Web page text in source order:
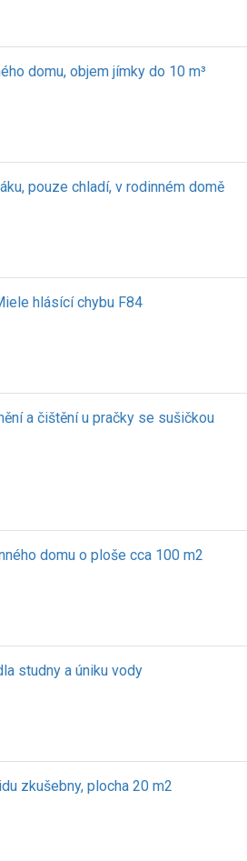
domu, objem jímky do 10 m³
pouze chladí, v rodinném domě
hlásící chybu F84
a čištění u pračky se sušičkou
domu o ploše cca 100 m2
studny a úniku vody
zkušebny, plocha 20 m2